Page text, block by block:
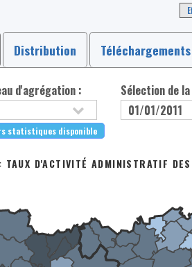
Distribution Téléchargements
d'agrégation :
statistiques disponible
Sélection de
TAUX D'ACTIVITÉ ADMINISTRATIF